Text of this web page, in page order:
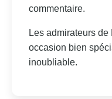
commentaire.
Les admirateurs
occasion bien
inoubliable.